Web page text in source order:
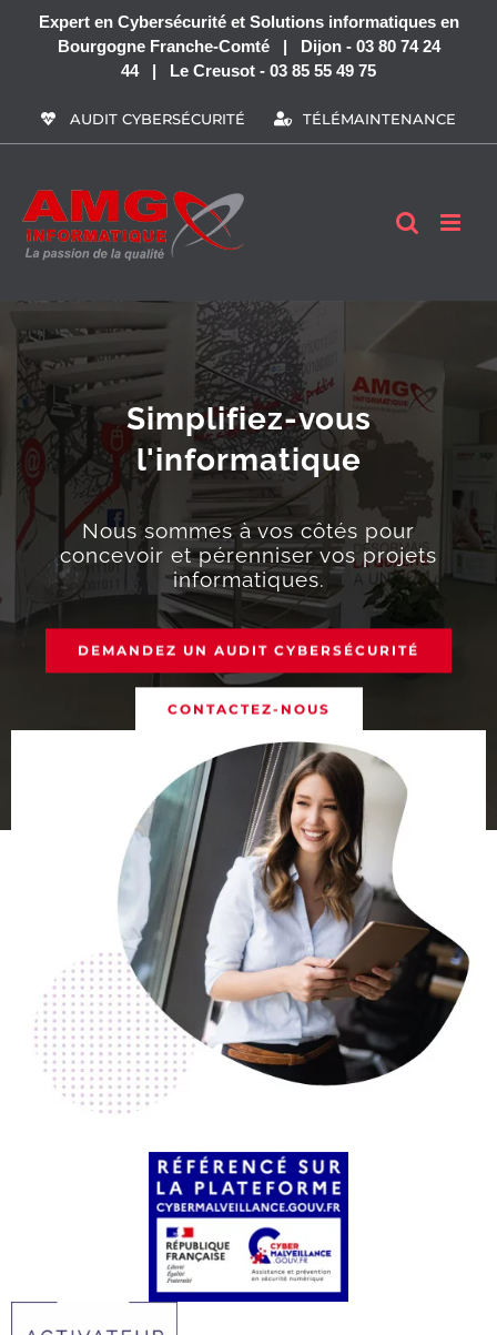
Passer
contenu
Expert en Cybersécurité et Solutions informatiques en
Bourgogne Franche-Comté | Dijon - 03 80 74 24
44 | Le Creusot - 03 85 55 49 75
AUDIT CYBERSÉCURITÉ TÉLÉMAINTENANCE
Simplifiez-vous
l'informatique
Nous sommes à vos côtés pour
concevoir et pérenniser vos projets
informatiques.
DEMANDEZ UN AUDIT CYBERSÉCURITÉ
CONTACTEZ-NOUS